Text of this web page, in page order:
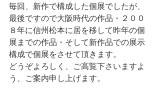
毎回、新作で構成した個展でしたが、
最後ですので大阪時代の作品・２００
８年に信州松本に居を移して昨年の個
展までの作品・そして新作品での展示
構成で個展をさせて頂きます。
どうぞよろしく、ご高覧下さいますよ
う、ご案内申し上げます。